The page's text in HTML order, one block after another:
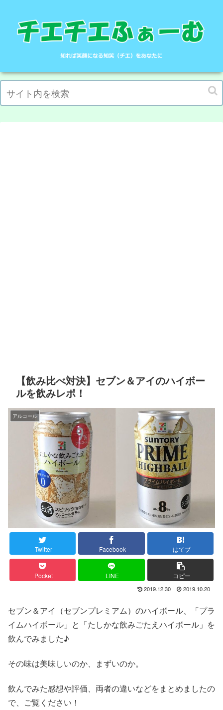
【飲み比べ対決】セブン＆アイのハイボー
ルを飲みレポ！
アルコール
Twitter Facebook はてブ
Pocket LINE コピー
2019.12.30 2019.10.20
セブン＆アイ（セブンプレミアム）のハイボール、「プラ
イムハイボール」と「たしかな飲みごたえハイボール」を
飲んでみました♪
その味は美味しいのか、まずいのか。
飲んでみた感想や評価、両者の違いなどをまとめましたの
で、ご覧ください！